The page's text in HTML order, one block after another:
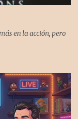
en la acción, pero